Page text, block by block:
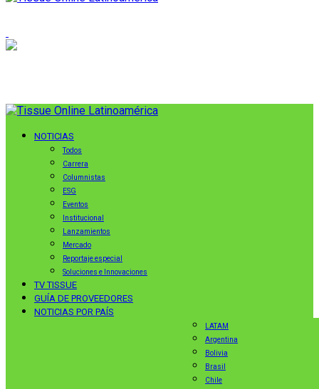
NOTICIAS
Todos
Carrera
Columnistas
ESG
Eventos
Institucional
Lanzamientos
Mercado
Reportaje especial
Soluciones e Innovaciones
TV TISSUE
GUÍA DE PROVEEDORES
NOTICIAS POR PAÍS
LATAM
Argentina
Bolivia
Brasil
Chile